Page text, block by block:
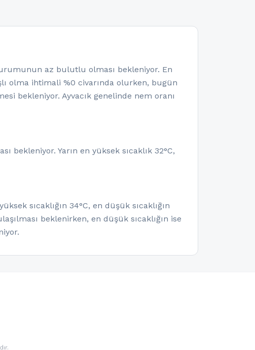
az bulutlu olması bekleniyor. En
olma ihtimali %0 civarında olurken, bugün
bekleniyor. Ayvacık genelinde nem oranı
bekleniyor. Yarın en yüksek sıcaklık 32°C,
sıcaklığın 34°C, en düşük sıcaklığın
beklenirken, en düşük sıcaklığın ise